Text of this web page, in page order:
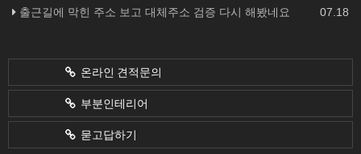
07.18
출근길에 막힌 주소 보고 대체주소 검증 다시 해봤네요
온라인 견적문의
부분인테리어
묻고답하기